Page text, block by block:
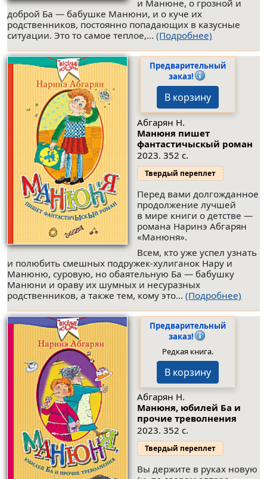
и Манюне, о грозной и
доброй Ба — бабушке Манюни, и о куче их
родственников, постоянно попадающих в казусные
ситуации. Это то самое теплое,... (Подробнее)
Предварительный
заказ!
В корзину
Абгарян Н.
Манюня пишет
фантастичыскый роман
2023. 352 с.
Твердый переплет
Перед вами долгожданное
продолжение лучшей
в мире книги о детстве —
романа Наринэ Абгарян
«Манюня».
Всем, кто уже успел узнать
и полюбить смешных подружек-хулиганок Нару и
Манюню, суровую, но обаятельную Ба — бабушку
Манюни и ораву их шумных и несуразных
родственников, а также тем, кому это... (Подробнее)
Предварительный
заказ!
Редкая книга.
В корзину
Абгарян Н.
Манюня, юбилей Ба и
прочие треволнения
2023. 352 с.
Твердый переплет
Вы держите в руках новую